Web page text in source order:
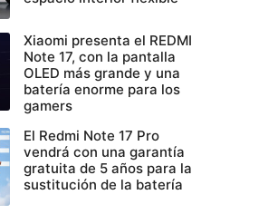
Xiaomi presenta el REDMI
Note 17, con la pantalla
OLED más grande y una
batería enorme para los
gamers
El Redmi Note 17 Pro
vendrá con una garantía
gratuita de 5 años para la
sustitución de la batería